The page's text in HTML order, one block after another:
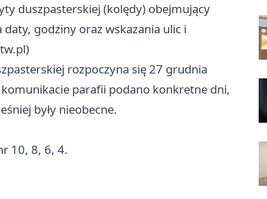
duszpasterskiej (kolędy) obejmujący
godziny oraz wskazania ulic i
rozpoczyna się 27 grudnia
parafii podano konkretne dni,
były nieobecne.
10, 8, 6, 4.